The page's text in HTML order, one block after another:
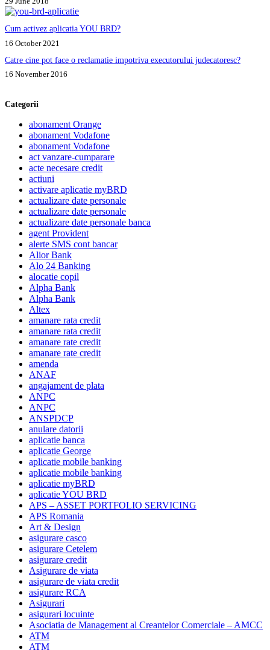
Cum activez aplicatia YOU BRD?
16 October 2021
Catre cine pot face o reclamatie impotriva executorului judecatoresc?
16 November 2016
Categorii
abonament Orange
abonament Vodafone
abonament Vodafone
act vanzare-cumparare
acte necesare credit
actiuni
activare aplicatie myBRD
actualizare date personale
actualizare date personale
actualizare date personale banca
agent Provident
alerte SMS cont bancar
Alior Bank
Alo 24 Banking
alocatie copil
Alpha Bank
Alpha Bank
Altex
amanare rata credit
amanare rata credit
amanare rate credit
amanare rate credit
amenda
ANAF
angajament de plata
ANPC
ANPC
ANSPDCP
anulare datorii
aplicatie banca
aplicatie George
aplicatie mobile banking
aplicatie mobile banking
aplicatie myBRD
aplicatie YOU BRD
APS – ASSET PORTFOLIO SERVICING
APS Romania
Art & Design
asigurare casco
asigurare Cetelem
asigurare credit
Asigurare de viata
asigurare de viata credit
asigurare RCA
Asigurari
asigurari locuinte
Asociatia de Management al Creantelor Comerciale – AMCC
ATM
ATM